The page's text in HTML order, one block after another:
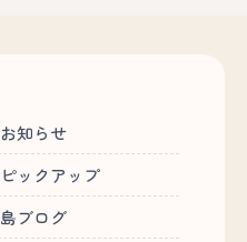
お知らせ
ピックアップ
島ブログ